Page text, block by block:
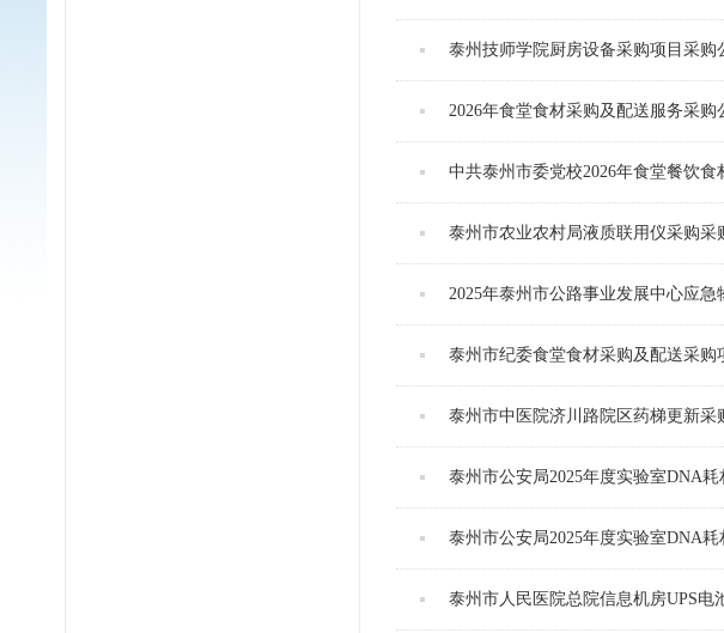
泰州技师学院厨房设备采购项目采购
2026年食堂食材采购及配送服务采购
中共泰州市委党校2026年食堂餐饮
泰州市农业农村局液质联用仪采购采
2025年泰州市公路事业发展中心应
泰州市纪委食堂食材采购及配送采购
泰州市中医院济川路院区药梯更新采
泰州市公安局2025年度实验室DNA
泰州市公安局2025年度实验室DNA
泰州市人民医院总院信息机房UPS电